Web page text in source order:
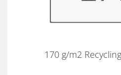
170 g/m2